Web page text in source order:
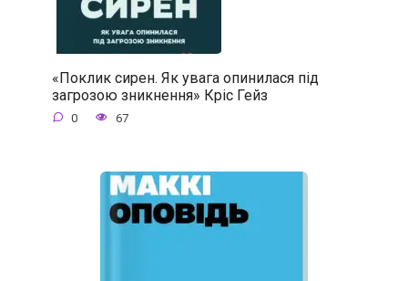
«Поклик сирен. Як увага опинилася під
загрозою зникнення» Кріс Гейз
0 67